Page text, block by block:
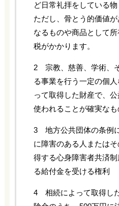
ど日常礼拝をしている物
ただし、骨とう的価値
なるものや商品として
税がかかります。
2 宗教、慈善、学術、
る事業を行う一定の個
って取得した財産で、
使われることが確実なも
3 地方公共団体の条例
に障害のある人または
得する心身障害者共済
る給付金を受ける権利
4 相続によって取得し